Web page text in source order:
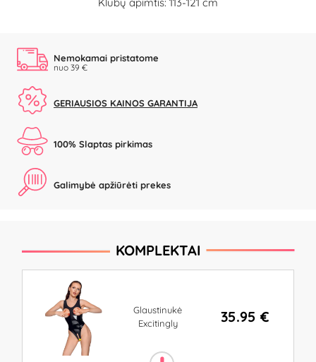
Nemokamai pristatome
nuo 39 €
GERIAUSIOS KAINOS GARANTIJA
100% Slaptas pirkimas
Galimybė apžiūrėti prekes
KOMPLEKTAI
Glaustinukė
Excitingly
35.95 €